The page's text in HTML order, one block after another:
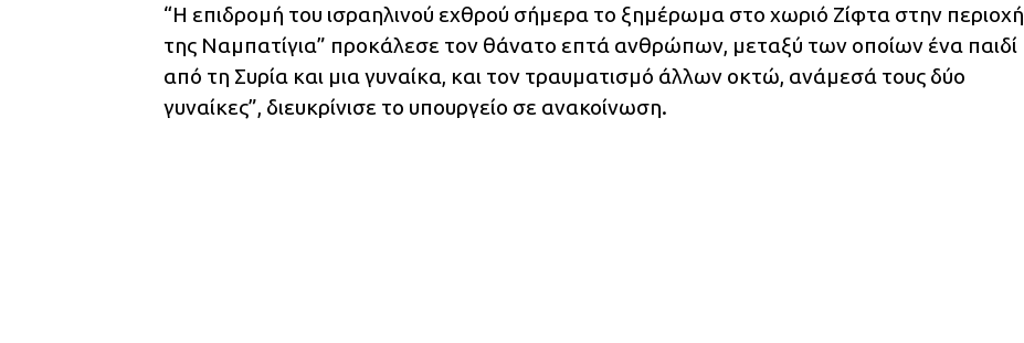
“Η επιδρομή του ισραηλινού εχθρού σήμερα το ξημέρωμα στο χωριό Ζίφτα στην περιοχή
της Ναμπατίγια” προκάλεσε τον θάνατο επτά ανθρώπων, μεταξύ των οποίων ένα παιδί
από τη Συρία και μια γυναίκα, και τον τραυματισμό άλλων οκτώ, ανάμεσά τους δύο
γυναίκες”, διευκρίνισε το υπουργείο σε ανακοίνωση.